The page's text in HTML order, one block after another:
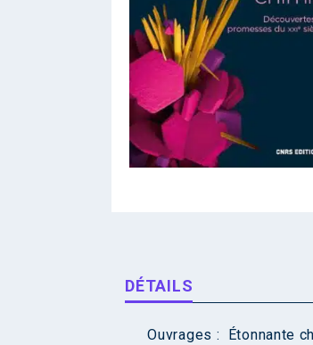
DÉTAILS
Ouvrages :
Étonnante